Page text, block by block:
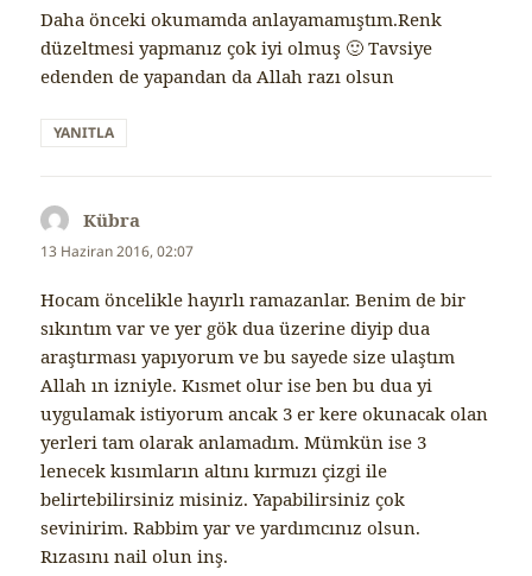
Daha önceki okumamda anlayamamıştım.Renk
düzeltmesi yapmanız çok iyi olmuş 🙂 Tavsiye
edenden de yapandan da Allah razı olsun
YANITLA
Kübra
ki:
13 Haziran 2016, 02:07
Hocam öncelikle hayırlı ramazanlar. Benim de bir
sıkıntım var ve yer gök dua üzerine diyip dua
araştırması yapıyorum ve bu sayede size ulaştım
Allah ın izniyle. Kısmet olur ise ben bu dua yi
uygulamak istiyorum ancak 3 er kere okunacak olan
yerleri tam olarak anlamadım. Mümkün ise 3
lenecek kısımların altını kırmızı çizgi ile
belirtebilirsiniz misiniz. Yapabilirsiniz çok
sevinirim. Rabbim yar ve yardımcınız olsun.
Rızasını nail olun inş.